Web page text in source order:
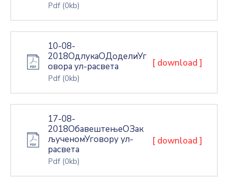
Pdf (0kb)
10-08-
2018ОдлукаОДоделиУг
овора ул-расвета
Pdf (0kb)
[ download ]
17-08-
2018ОбавештењеОЗак
љученомУговору ул-
расвета
Pdf (0kb)
[ download ]